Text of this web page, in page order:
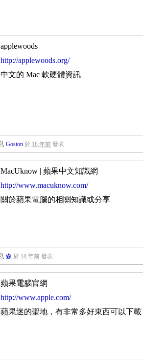
applewoods
http://applewoods.org/
中文的 Mac 軟硬體資訊
Goston於 18 年前發表
MacUknow | 蘋果中文知識網
http://www.macuknow.com/
關於蘋果電腦的相關知識或分享
森於 18 年前發表
蘋果電腦官網
http://www.apple.com/
蘋果迷的聖地，有非常多好東西可以下載